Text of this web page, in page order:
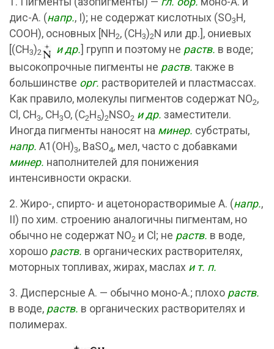
дис-А. (напр., I); не содержат кислотных (SO3H,
COOH), основных [NH2, (CH3)2N или др.], ониевых
[(CH3)2 и др.] групп и поэтому не раств. в воде;
высокопрочные пигменты не раств. также в
большинстве орг. растворителей и пластмассах.
Как правило, молекулы пигментов содержат NO2,
Cl, CH 3, CH 3O, (C2 H 5)2 NSO2 и др. заместители.
Иногда пигменты наносят на минер. субстраты,
напр. А1(OH)3, BaSO4, мел, часто с добавками
минер. наполнителей для понижения
интенсивности окраски.
2. Жиро-, спирто- и ацетонорастворимые А. (напр.,
II) по хим. строению аналогичны пигментам, но
обычно не содержат NO2 и Cl; не раств. в воде,
хорошо раств. в органических растворителях,
моторных топливах, жирах, маслах и т. п.
3. Дисперсные А. — обычно моно-А.; плохо раств.
в воде, раств. в органических растворителях и
полимерах.